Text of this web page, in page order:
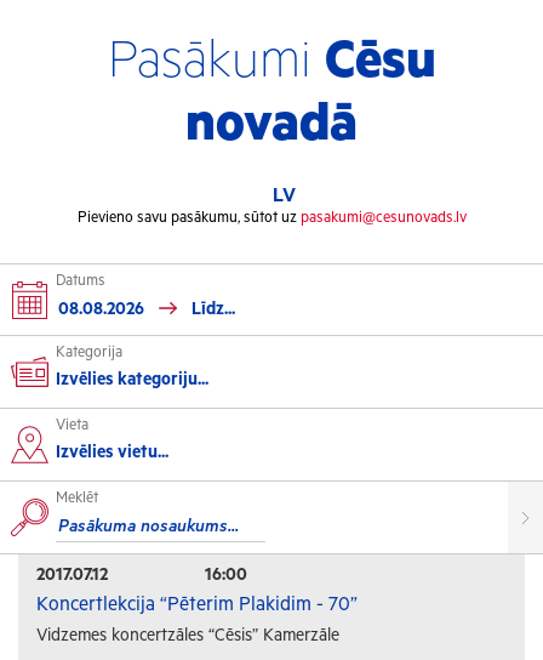
Pasākumi Cēsu
novadā
LV
Pievieno savu pasākumu, sūtot uz pasakumi@cesunovads.lv
Datums
Kategorija
Izvēlies kategoriju...
Kultūra
Izstādes
Koncerti
Izrādes
Festivāli un svētki
Kino
Vieta
Izvēlies vietu...
Meklēt
2017.07.12 16:00
Koncertlekcija “Pēterim Plakidim - 70”
Vidzemes koncertzāles “Cēsis” Kamerzāle